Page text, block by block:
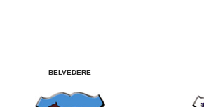
BELVEDERE